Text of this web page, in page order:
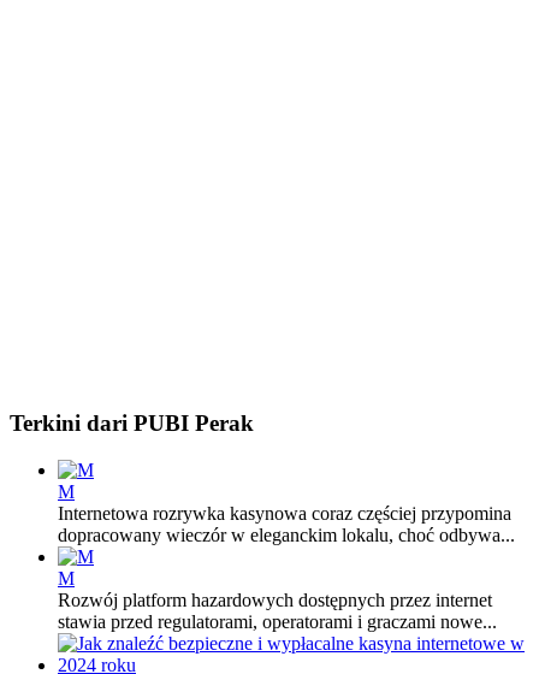
Terkini dari PUBI Perak
M
Internetowa rozrywka kasynowa coraz częściej przypomina
dopracowany wieczór w eleganckim lokalu, choć odbywa...
M
Rozwój platform hazardowych dostępnych przez internet
stawia przed regulatorami, operatorami i graczami nowe...